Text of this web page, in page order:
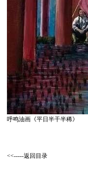
呼鸣油画《平日半干半稀》
<<-----返回目录